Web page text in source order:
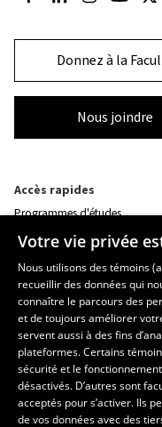
Donnez à la
Nous joindre
Accès rapides
Programmes d'études
Nos départements et école
Foire aux questions
Ressources
monPortail
MESURES D'URGENCE
Composer le418 656-5555
Votre vie privée
Nous utilisons des témoins
recueillir des données qui
connaître le parcours des
et de toujours améliorer
servent aussi à des fins
plateformes. Certains
sécurité et le
désactivés. D’autres sont
acceptés pour s’activer. Ils
de vos données avec des